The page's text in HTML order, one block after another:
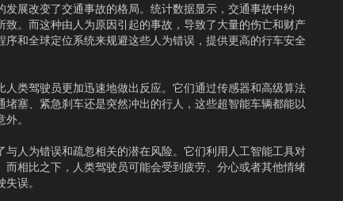
展改变了交通事故的格局。统计数据显示，交通事故中约
。而这种由人为原因引起的事故，导致了大量的伤亡和财产
和全球定位系统来规避这些人为错误，提供更高的行车安全
类驾驶员更加迅速地做出反应。它们通过传感器和高级算法
塞、紧急刹车还是突然冲出的行人，这些超智能车辆都能以
。
人为错误和疏忽相关的潜在风险。它们利用人工智能工具对
相比之下，人类驾驶员可能会受到疲劳、分心或者其他情绪
误。